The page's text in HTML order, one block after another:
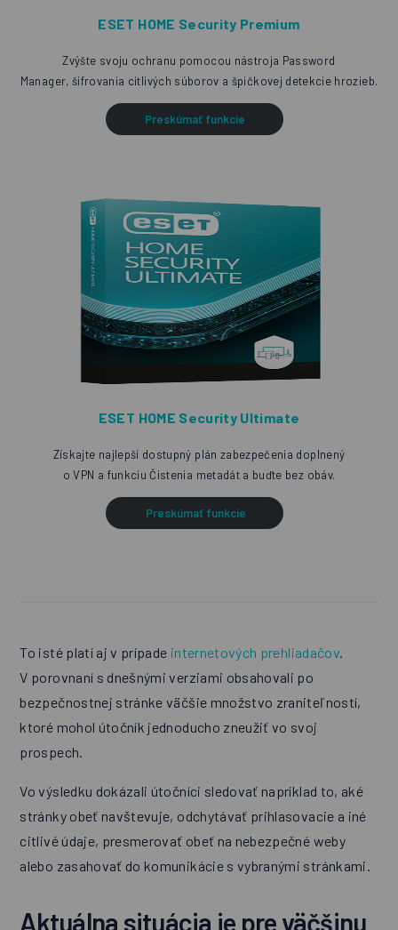
ESET HOME Security Premium
Zvýšte svoju ochranu pomocou nástroja Password
Manager, šifrovania citlivých súborov a špičkovej detekcie hrozieb.
Preskúmať funkcie
ESET HOME Security Ultimate
Získajte najlepší dostupný plán zabezpečenia doplnený
o VPN a funkciu Čistenia metadát a buďte bez obáv.
Preskúmať funkcie
To isté platí aj v prípade internetových prehliadačov.
V porovnaní s dnešnými verziami obsahovali po
bezpečnostnej stránke väčšie množstvo zraniteľností,
ktoré mohol útočník jednoducho zneužiť vo svoj
prospech.
Vo výsledku dokázali útočníci sledovať napríklad to, aké
stránky obeť navštevuje, odchytávať prihlasovacie a iné
citlivé údaje, presmerovať obeť na nebezpečné weby
alebo zasahovať do komunikácie s vybranými stránkami.
Aktuálna situácia je pre väčšinu